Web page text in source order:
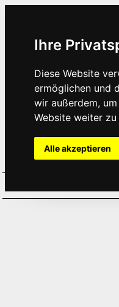
Ihre
Diese Website
ermöglichen und
wir außerdem,
Website weiter
Alle akzeptieren